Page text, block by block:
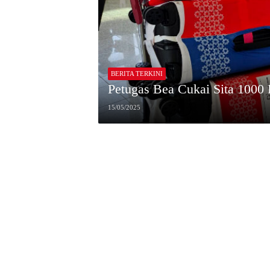
BERITA TERKINI
Petugas Bea Cukai Sita
15/05/2025